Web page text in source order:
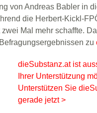
von Andreas Babler in
die Herbert-Kickl-
zwei Mal mehr schaffte.
zu
dieSubstanz.at ist
Ihrer Unterstützung
Unterstützen Sie
gerade jetzt >